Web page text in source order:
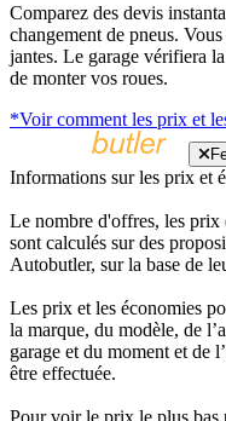
Comparez des devis
changement de pneus.
jantes. Le garage vérifiera
de monter vos roues.
*Voir comment les prix et
Informations sur les prix et
Le nombre d'offres, les prix
sont calculés sur des
Autobutler, sur la base de
Les prix et les économies
la marque, du modèle, de
garage et du moment et de
être effectuée.
Pour voir le prix le plus bas